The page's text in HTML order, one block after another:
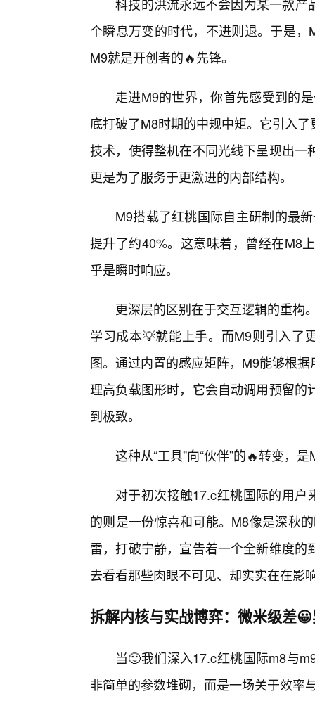
个瞬息万变的时代，不进则退。于是
M9就是开创者的🔥先锋。
走进M9的世界，你首先感受到的
底打破了M8时期的中规中矩。它引入
技术，使得整机在不同光线下呈现出
更是为了服务于更激进的内部结构。
M9搭载了红桃国际自主研制的最
提升了约40%。这意味着，曾经在M8
乎是瞬时响应。
更深层的区别在于交互逻辑的重构
学习成本💡就能上手。而M9则引入了
图。通过内置的感应矩阵，M9能够根
理高负载图形时，它会自动调用预留
到极致。
这种从“工具”向“伙伴”的🔥转变，
对于初次接触17.c红桃国际的用
的则是一份惊喜和可能。M8像是深秋
雷，打破宁静，宣告着一个全新维度
去看看那些肉眼不可见、却实实在在影
拆解内核与实战博弈：微米级差
当🙂我们深入17.c红桃国际m8与
非简单的参数堆砌，而是一场关于效率